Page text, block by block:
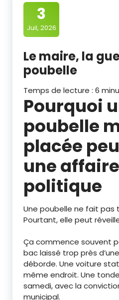
3
Juil, 2026
Le maire, la
poubelle
Temps de lecture : 6
Pourquoi
poubelle
placée
une affaire
politique
Une poubelle ne fait pas
Pourtant, elle peut
Ça commence souvent
bac laissé trop près
déborde. Une voiture
même endroit. Une
samedi, avec la
municipal.